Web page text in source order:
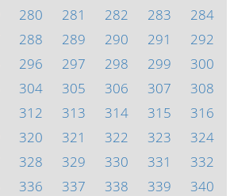
280 281 282 283
284
288 289 290 291
292
296 297 298 299
300
304 305 306 307
308
312 313 314 315
316
320 321 322 323
324
328 329 330 331
332
336 337 338 339
340